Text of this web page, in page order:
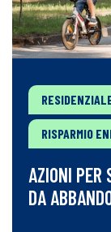
RISPARMIO
AZIONI PER
DA